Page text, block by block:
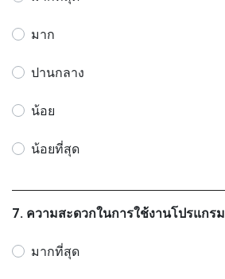
มาก
ปานกลาง
น้อย
น้อยที่สุด
7. ความสะดวกในการใช้งานโปรแกรม
มากที่สุด